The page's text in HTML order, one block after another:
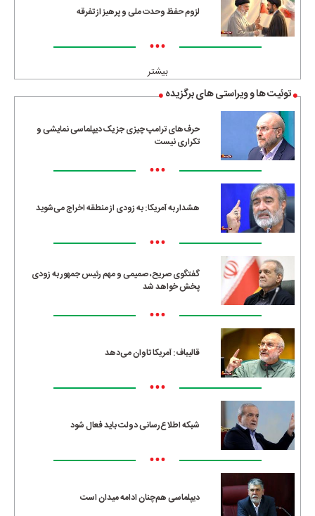
لزوم حفظ وحدت ملی و پرهیز از تفرقه
•••
بیشتر
توئیت ها و ویراستی های برگزیده
حرف‌های ترامپ چیزی جز یک دیپلماسی نمایشی و
تکراری نیست
•••
هشدار به آمریکا: به زودی از منطقه اخراج می‌شوید
•••
گفتگوی صریح، صمیمی و مهم رئیس جمهور به زودی
پخش خواهد شد
•••
قالیباف: آمریکا تاوان می‌دهد
•••
شبکه اطلاع‌رسانی دولت باید فعال شود
•••
دیپلماسی هم‌چنان ادامه میدان است